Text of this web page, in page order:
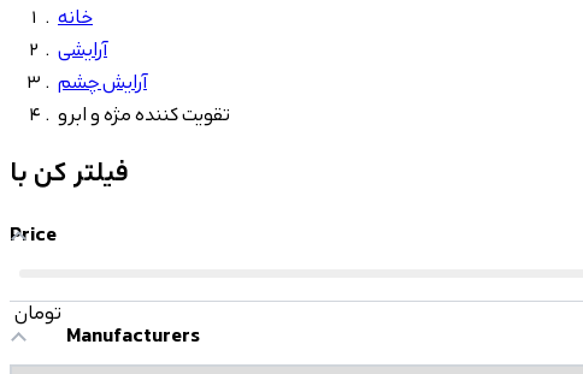
خانه
آرایشی
آرایش چشم
تقویت کننده مژه و ابرو
فیلتر کن با
Price
تومان
Manufacturers